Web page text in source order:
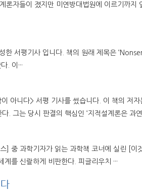
자들이 졌지만 미연방대법원에 이르기까지
한 서평기사 입니다. 책의 원래 제목은
. 이···
아니다> 서평 기사를 썼습니다. 이 책의 저자
그는 당시 판결의 핵심인 ‘지적설계론은 과연
] 중 과학기자가 읽는 과학책 코너에 실린 [이
를 신랄하게 비판한다. 피글리우치 ···